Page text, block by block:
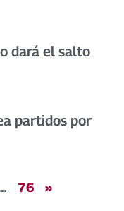
dará el salto
partidos por
76 »